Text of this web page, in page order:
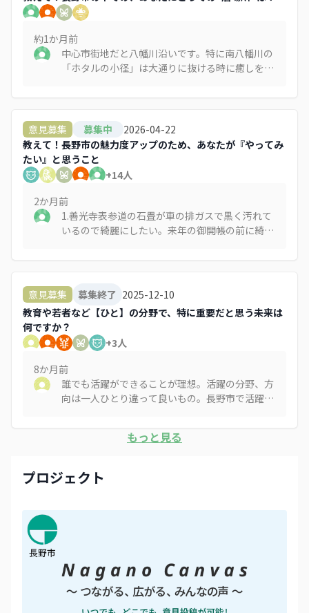
約1か月前
中心市街地だと八幡川沿いです。特に南八幡川の
「ホタルの小径」は大通りに抜ける時に癒しを求
後の街づくりとして用水の開放・整備を進めて、
歩いて楽しい（そして癒される）市街地になって
ほしいです。
意見募集 募集中
2026-04-22
教えて！長野市の魅力度アップのため、あなたが『やってみ
たい』と思うこと
+14人
2か月前
1.善光寺表参道の石畳が車の排ガスで黒く汚れて
いるので綺麗にしたい。来年の御開帳の前に綺麗
車場が直接見えないようにしたい。 長野市も表
参道にはデザインコードを設けて私有地だとして
も一定の指導をしてほしい（デザインコードに沿
った建物には補助金を出す） 3.インバウンド客
に向けて長野駅前の路地の魅力を発信したい。ま
意見募集 募集終了 2025-12-10
教育や若者など【ひと】の分野で、特に重要だと思う未来は
何ですか？
+3人
8か月前
誰でも活躍ができることが理想。活躍の分野、方
向は一人ひとり違って良いもの。長野市で活躍し
もっと見る
プロジェクト